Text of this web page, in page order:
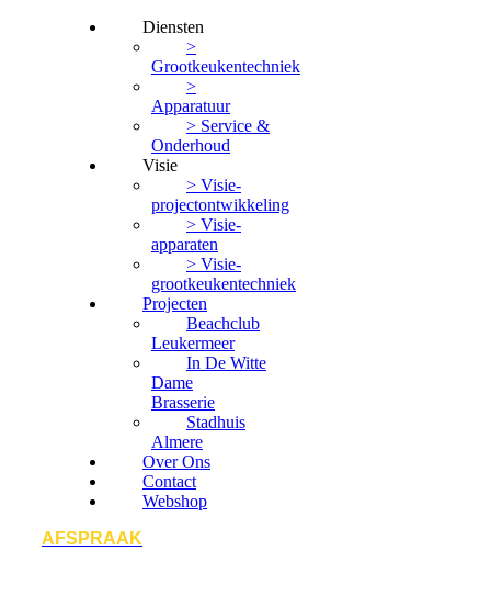
Diensten
>
Grootkeukentechniek
>
Apparatuur
> Service &
Onderhoud
Visie
> Visie-
projectontwikkeling
> Visie-
apparaten
> Visie-
grootkeukentechniek
Projecten
Beachclub
Leukermeer
In De Witte
Dame
Brasserie
Stadhuis
Almere
Over Ons
Contact
Webshop
AFSPRAAK